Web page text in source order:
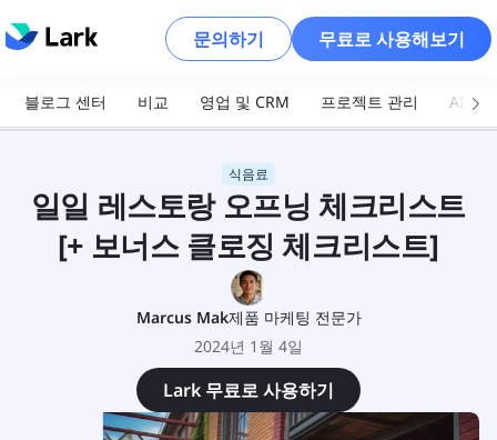
문의하기 무료로 사용해보기
블로그 센터 비교 영업 및 CRM 프로젝트 관리 AI 및
식음료
일일 레스토랑 오프닝 체크리스트
[+ 보너스 클로징 체크리스트]
Marcus Mak제품 마케팅 전문가
2024년 1월 4일
Lark 무료로 사용하기